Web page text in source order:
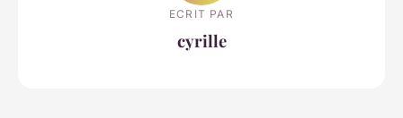
ECRIT PAR
cyrille